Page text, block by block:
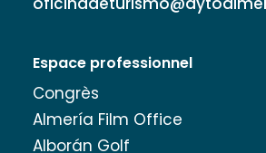
Espace professionnel
Congrès
Almería Film Office
Alborán Golf